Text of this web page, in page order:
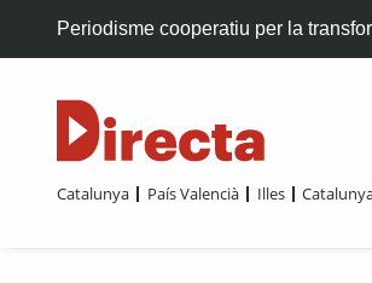
Periodisme cooperatiu per la
Catalunya País Valencià Illes